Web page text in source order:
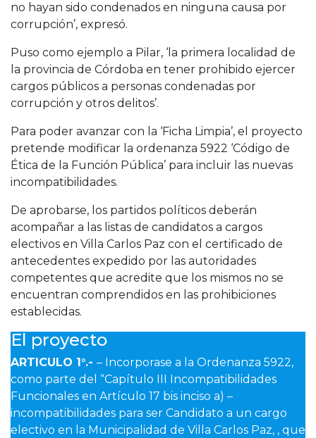
no hayan sido condenados en ninguna causa por
corrupción’, expresó.
Puso como ejemplo a Pilar, ‘la primera localidad de
la provincia de Córdoba en tener prohibido ejercer
cargos públicos a personas condenadas por
corrupción y otros delitos’.
Para poder avanzar con la ‘Ficha Limpia’, el proyecto
pretende modificar la ordenanza 5922 ‘Código de
Ética de la Función Pública’ para incluir las nuevas
incompatibilidades.
De aprobarse, los partidos políticos deberán
acompañar a las listas de candidatos a cargos
electivos en Villa Carlos Paz con el certificado de
antecedentes expedido por las autoridades
competentes que acredite que los mismos no se
encuentran comprendidos en las prohibiciones
establecidas.
El proyecto
ARTICULO 1°.- – Incorporase a la Ordenanza 5922,
como parte del “Capítulo III Incompatibilidades
Funcionales en Artículo 17 bis inciso a) –
incompatibilidades para ser Candidato a un cargo
electivo en la Municipalidad de Villa Carlos Paz, , que